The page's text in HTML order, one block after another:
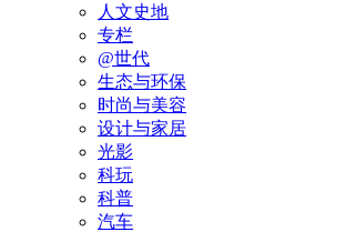
人文史地
专栏
@世代
生态与环保
时尚与美容
设计与家居
光影
科玩
科普
汽车